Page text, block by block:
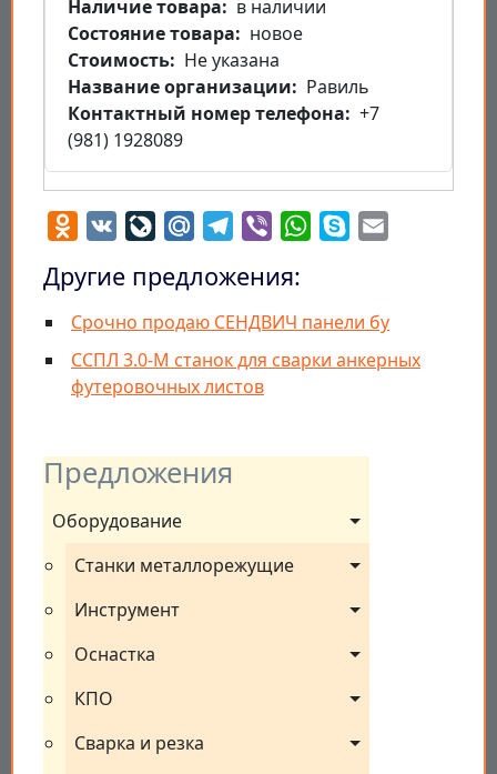
Предложения
Оборудование
Станки металлорежущие
Инструмент
Оснастка
КПО
Сварка и резка
Наличие товара
в наличии
Состояние товара
новое
Стоимость
Не указана
Название организации
Равиль
Контактный номер телефона
+7
(981) 1928089
Odnoklassniki
VK LiveJournal
Mail.RuTelegram
Viber WhatsApp
Skype
Другие предложения:
Срочно продаю СЕНДВИЧ панели бу
ССПЛ 3.0-М станок для сварки анкерных
футеровочных листов